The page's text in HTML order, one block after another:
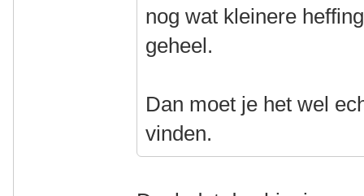
nog wat kleinere
geheel.
Dan moet je het wel
vinden.